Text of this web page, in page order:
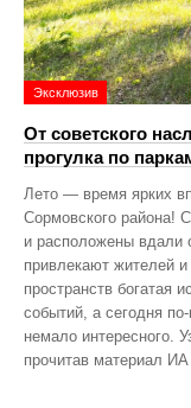
Эксклюзив
От советского
прогулка по
Лето — время ярких
Сормовского района!
и расположены вдали
привлекают жителей
пространств богатая
событий, а сегодня
немало интересного.
прочитав материал